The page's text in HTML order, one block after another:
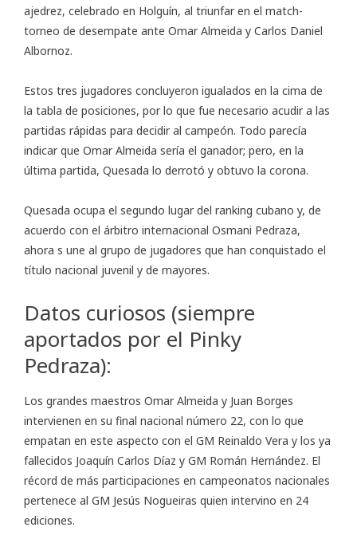
ajedrez, celebrado en Holguín, al triunfar en el match-
torneo de desempate ante Omar Almeida y Carlos Daniel
Albornoz.
Estos tres jugadores concluyeron igualados en la cima de
la tabla de posiciones, por lo que fue necesario acudir a las
partidas rápidas para decidir al campeón. Todo parecía
indicar que Omar Almeida sería el ganador; pero, en la
última partida, Quesada lo derrotó y obtuvo la corona.
Quesada ocupa el segundo lugar del ranking cubano y, de
acuerdo con el árbitro internacional Osmani Pedraza,
ahora s une al grupo de jugadores que han conquistado el
título nacional juvenil y de mayores.
Datos curiosos (siempre
aportados por el Pinky
Pedraza):
Los grandes maestros Omar Almeida y Juan Borges
intervienen en su final nacional número 22, con lo que
empatan en este aspecto con el GM Reinaldo Vera y los ya
fallecidos Joaquín Carlos Díaz y GM Román Hernández. El
récord de más participaciones en campeonatos nacionales
pertenece al GM Jesús Nogueiras quien intervino en 24
ediciones.